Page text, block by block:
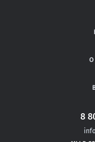
ПОЛИТИКА
О
8